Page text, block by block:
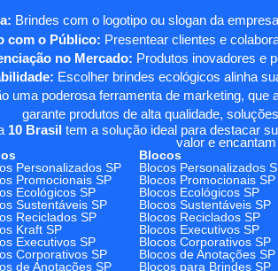
Brindes com o logotipo ou slogan da
com o Público: Presentear clientes e
no Mercado: Produtos inovadores e
Escolher brindes ecológicos alinha
uma poderosa ferramenta de marketing, que
garante produtos de alta qualidade,
10 Brasil tem a solução ideal para destacar
valor e
Blocos
Personalizados SP Blocos Personalizados
Promocionais SP Blocos Promocionais SP
Ecológicos SP Blocos Ecológicos SP
Sustentáveis SP Blocos Sustentáveis SP
Reciclados SP Blocos Reciclados SP
Kraft SP Blocos Executivos SP
Executivos SP Blocos Corporativos SP
Corporativos SP Blocos de Anotações SP
de Anotações SP Blocos para Brindes SP